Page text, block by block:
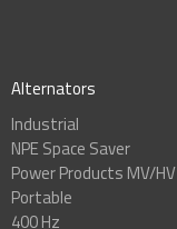
Alternators
Industrial
NPE Space Saver
Power Products MV/HV
Portable
400 Hz